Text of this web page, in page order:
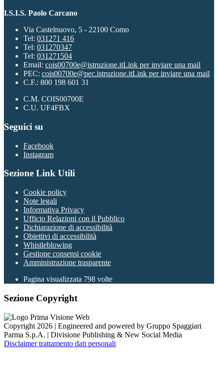
I.S.I.S. Paolo Carcano
Via Castelnuovo, 5 - 22100 Como
Tel: 031271 416
Tel: 031270347
Tel: 031271504
Email: cois00700e@istruzione.itLink per inviare una mail
PEC: cois00700e@pec.istruzione.itLink per inviare una mail
C.F.: 800 198 601 31
C.M. COIS00700E
C.U. UF4FBX
Seguici su
Facebook
Instagram
Sezione Link Utili
Cookie policy
Note legali
Informativa Privacy
Ufficio Relazioni con il Pubblico
Dichiarazione di accessibilità
Obiettivi di accessibilità
Whistleblowing
Gestione consensi cookie
Amministrazione trasparente
Pagina visualizzata 798 volte
Sezione Copyright
Copyright 2026 | Engineered and powered by Gruppo Spaggiari
Parma S.p.A. | Divisione Publishing & New Social Media
Disclaimer trattamento dati personali